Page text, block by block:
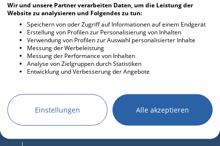
Ich habe bereits einen Account
Wir und unsere Partner verarbeiten Daten, um die Leistung der
Website zu analysieren und Folgendes zu tun:
Speichern von oder Zugriff auf Informationen auf einem Endgerät
Erstellung von Profilen zur Personalisierung von Inhalten
Verwendung von Profilen zur Auswahl personalisierter Inhalte
Messung der Werbeleistung
Messung der Performance von Inhalten
Analyse von Zielgruppen durch Statistiken
Entwicklung und Verbesserung der Angebote
Einstellungen Alle akzeptieren